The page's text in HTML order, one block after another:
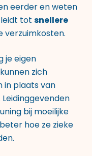
eerder en weten
tot snellere
verzuimkosten.
je eigen
zich
in plaats van
bij moeilijke
hoe ze zieke